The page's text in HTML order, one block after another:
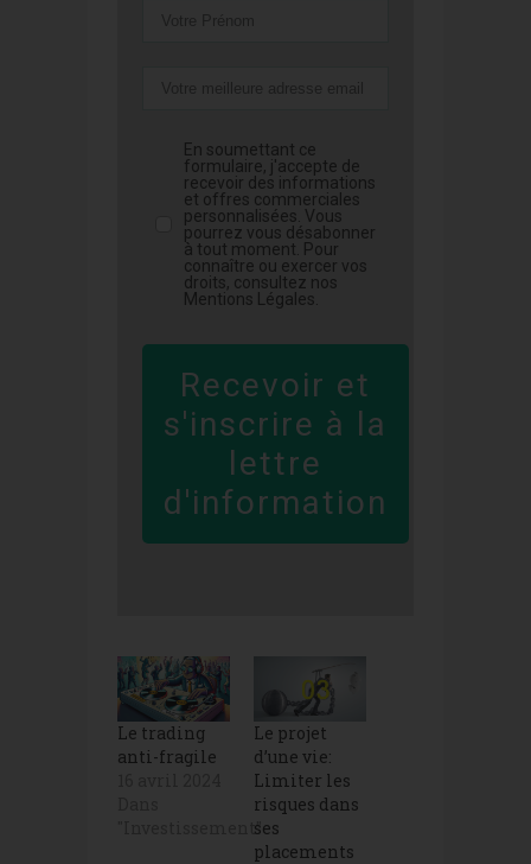
En soumettant ce
formulaire, j'accepte de
recevoir des informations
et offres commerciales
personnalisées. Vous
pourrez vous désabonner
à tout moment. Pour
connaître ou exercer vos
droits, consultez nos
Mentions Légales.
Recevoir et
s'inscrire à la
lettre
d'information
Le trading
anti-fragile
"Investissement"
Le projet
d’une vie:
Limiter les
risques dans
ses
placements